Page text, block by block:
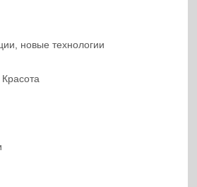
новые технологии